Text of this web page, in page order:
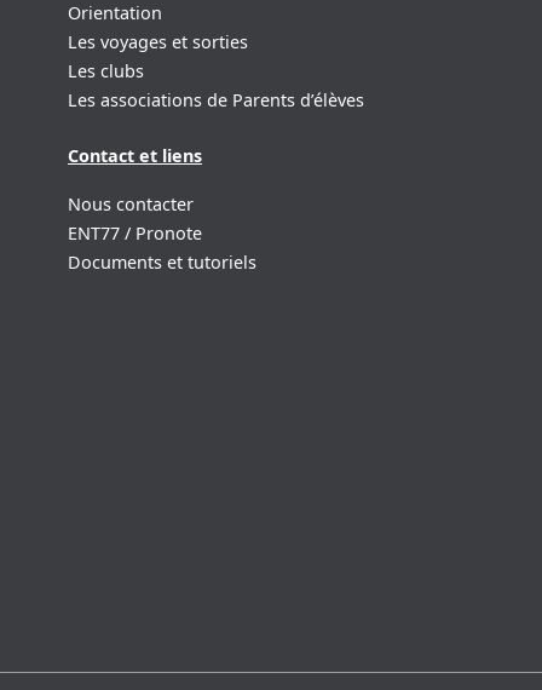
Orientation
Les voyages et sorties
Les clubs
Les associations de Parents d’élèves
Contact et liens
Nous contacter
ENT77 / Pronote
Documents et tutoriels